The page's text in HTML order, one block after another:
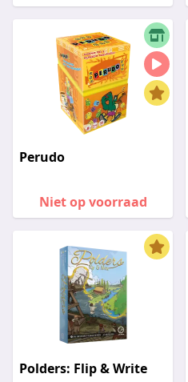
Perudo
Niet op voorraad
Polders: Flip & Write